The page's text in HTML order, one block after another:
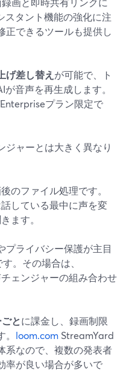
スタント機能の強化に注
正できるツールも提供し
げ差し替え が可能で、ト
音声を再生成します。
プラン限定で
ジャーとは大きく異なり
のファイル処理です。
している最中に声を変
ます。
プライバシー保護が主目
。その場合は、
ェンジャーの組み合わせ
とに課金し、録画制限
loom.com StreamYard
系なので、複数の発表者
率が良い場合が多いで